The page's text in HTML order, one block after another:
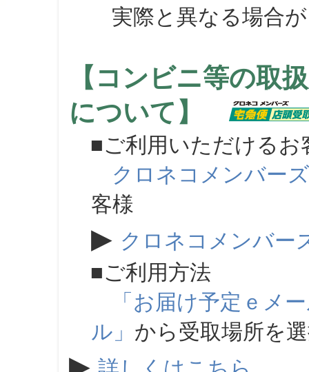
実際と異なる場合が
【コンビニ等の取
について】
■ご利用いただけるお
クロネコメンバーズ
客様
▶ クロネコメンバー
■ご利用方法
「お届け予定ｅメ
ル」 から受取場所を
▶